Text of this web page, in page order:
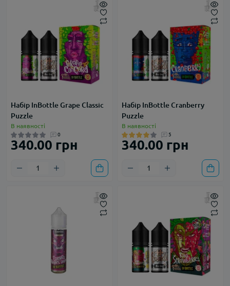
Набір InBottle Grape Classic
Puzzle
В наявності
0
340.00 грн
Набір InBottle Cranberry
Puzzle
В наявності
5
340.00 грн